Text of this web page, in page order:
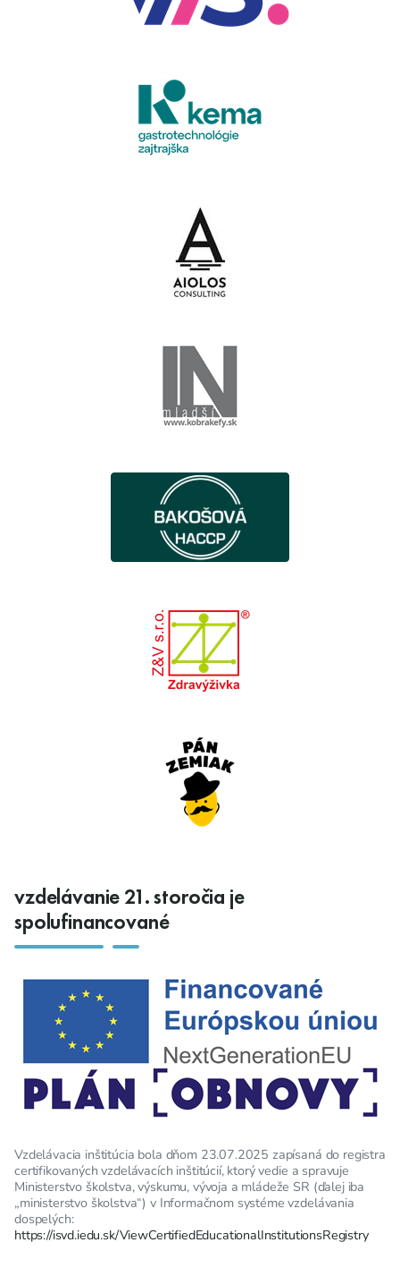
vzdelávanie 21. storočia je
spolufinancované
Vzdelávacia inštitúcia bola dňom 23.07.2025 zapísaná do registra
certifikovaných vzdelávacích inštitúcií, ktorý vedie a spravuje
Ministerstvo školstva, výskumu, vývoja a mládeže SR (ďalej iba
„ministerstvo školstva“) v Informačnom systéme vzdelávania
dospelých:
https://isvd.iedu.sk/ViewCertifiedEducationalInstitutionsRegistry